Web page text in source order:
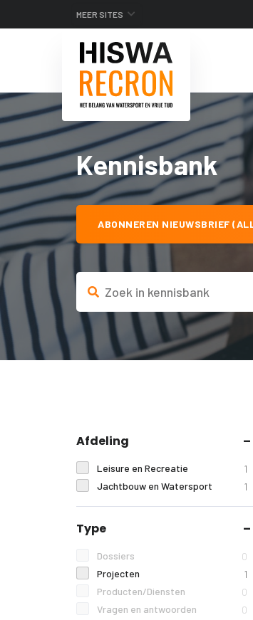
MEER SITES
Kennisbank
ABONNEREN NIEUWSBRIEF
Afdeling
Leisure en Recreatie 1
Jachtbouw en Watersport 1
Type
Dossiers 0
Projecten 1
Producten/Diensten 0
Vragen en antwoorden 0